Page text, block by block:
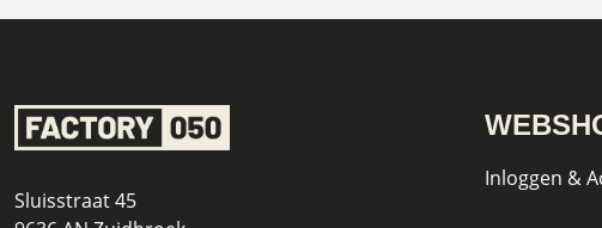
Sluisstraat 45
Inloggen &